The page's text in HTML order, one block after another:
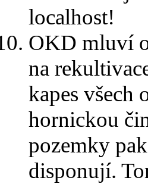
localhost!
OKD mluví
na
kapes všech
hornickou
pozemky
disponují.